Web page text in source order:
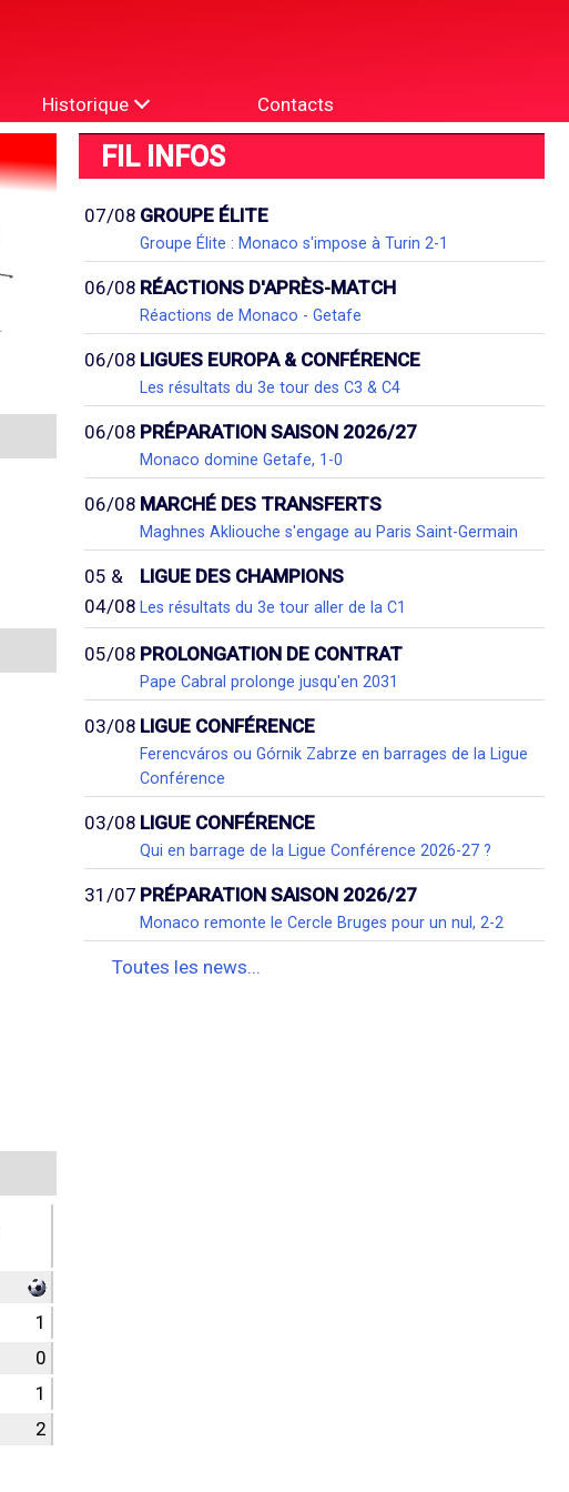
Historique Contacts
1
0
1
2
FIL INFOS
07/08 GROUPE ÉLITE
Groupe Élite : Monaco s'impose à Turin 2-1
06/08 RÉACTIONS D'APRÈS-MATCH
Réactions de Monaco - Getafe
06/08 LIGUES EUROPA & CONFÉRENCE
Les résultats du 3e tour des C3 & C4
06/08 PRÉPARATION SAISON 2026/27
Monaco domine Getafe, 1-0
06/08 MARCHÉ DES TRANSFERTS
Maghnes Akliouche s'engage au Paris Saint-Germain
05 &
04/08
LIGUE DES CHAMPIONS
Les résultats du 3e tour aller de la C1
05/08 PROLONGATION DE CONTRAT
Pape Cabral prolonge jusqu'en 2031
03/08 LIGUE CONFÉRENCE
Ferencváros ou Górnik Zabrze en barrages de la Ligue
Conférence
03/08 LIGUE CONFÉRENCE
Qui en barrage de la Ligue Conférence 2026-27 ?
31/07 PRÉPARATION SAISON 2026/27
Monaco remonte le Cercle Bruges pour un nul, 2-2
Toutes les news...